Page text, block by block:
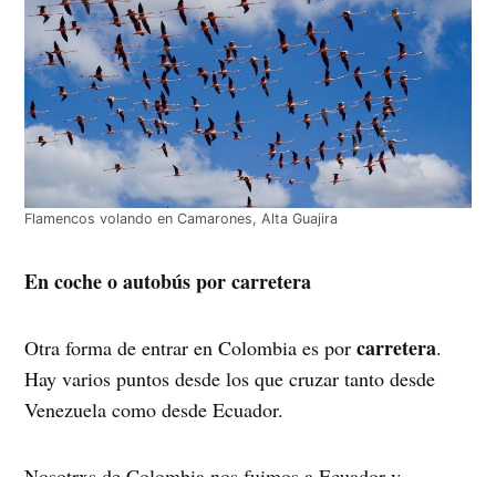
Flamencos volando en Camarones, Alta Guajira
En coche o autobús por carretera
Otra forma de entrar en Colombia es porcarretera.
Hay varios puntos desde los que cruzar tanto desde
Venezuela como desde Ecuador.